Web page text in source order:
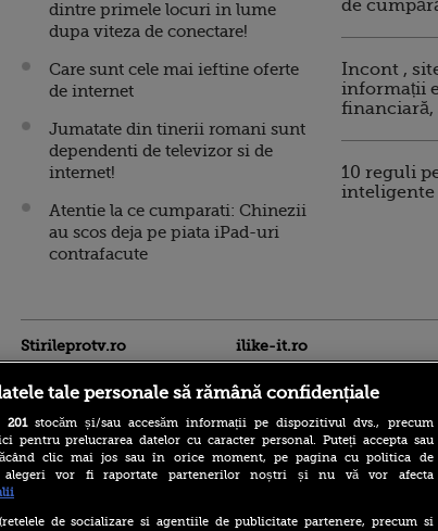
dintre primele locuri in lume
dupa viteza de conectare!
Care sunt cele mai ieftine oferte
de internet
Jumatate din tinerii romani sunt
dependenti de televizor si de
internet!
Atentie la ce cumparati: Chinezii
au scos deja pe piata iPad-uri
contrafacute
de
Incont ,
informații
financiară,
10 reguli
inteligente
Stirileprotv.ro ilike-it.ro
tale personale să rămână confidențiale
201stocăm și/sau accesăm informații pe dispozitivul dvs., precum
pentru prelucrarea datelor cu caracter personal. Puteți accepta sau
clic mai jos sau în orice moment, pe pagina cu politica de
alegeri vor fi raportate partenerilor noștri și nu vă vor afecta
de socializare si agentiile de publicitate partenere, precum si